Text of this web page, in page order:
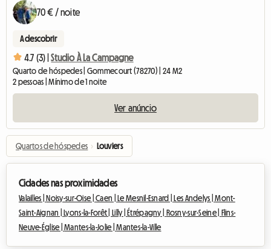
70 € / noite
A descobrir
4.7 (3) | Studio À La Campagne
Quarto de hóspedes | Gommecourt (78270) | 24 M2
2 pessoas | Mínimo de 1 noite
Ver anúncio
Quartos de hóspedes › Louviers
Cidades nas proximidades
Valailles |Noisy-sur-Oise |Caen |Le Mesnil-Esnard |Les Andelys |Mont-
Saint-Aignan |Lyons-la-Forêt | Lilly |Étrépagny | Rosny-sur-Seine | Flins-
Neuve-Église |Mantes-la-Jolie |Mantes-la-Ville